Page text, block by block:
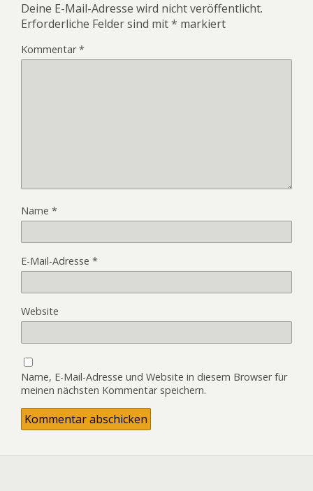
Deine E-Mail-Adresse wird nicht veröffentlicht.
Erforderliche Felder sind mit* markiert
Kommentar*
Name *
E-Mail-Adresse *
Website
Name, E-Mail-Adresse und Website in diesem Browser für
meinen nächsten Kommentar speichern.